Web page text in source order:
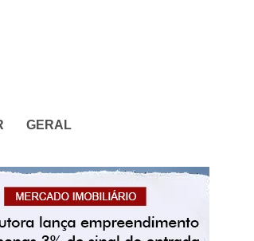
GERAL